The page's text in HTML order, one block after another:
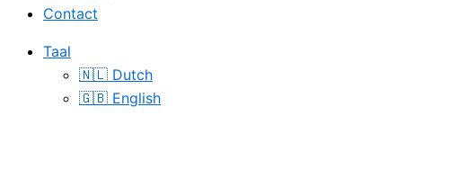
Contact
Taal
🇳🇱 Dutch
🇬🇧 English